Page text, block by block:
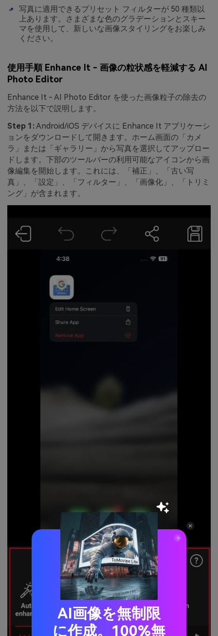
写真に適用できるプリセット フィルターが 50 種類以
上あります。さまざまな色のグラデーションとスキー
マを使用して、新しいな画像スタイリングをお楽しみ
ください。
使用手順 Enhance It - 画像の粒状感を軽減する AI
Photo Editor
Enhance It - AI Photo Editor を使った画像粒子の除去の
方法を以下で説明します。
Step 1:Android/iOS デバイスに Enhance It アプリケーシ
ョンをダウンロードして開きます。ホーム画面の「カメ
ラ」または「ギャラリー」から写真を選択してアップロー
ドします。下部のツールバーの利用可能なアイコンから画
像編集を開始します。これには、「補正」、「古い写
真」、「設定」、「フィルター」、「画像化」、「トリミ
ング」が含まれます。
AI画像を無制限
に作成。100%無